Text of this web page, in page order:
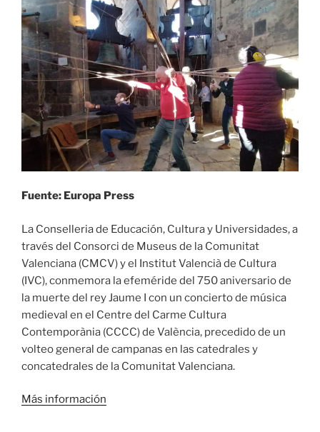
Fuente: Europa Press
La Conselleria de Educación, Cultura y Universidades, a
través del Consorci de Museus de la Comunitat
Valenciana (CMCV) y el Institut Valencià de Cultura
(IVC), conmemora la efeméride del 750 aniversario de
la muerte del rey Jaume I con un concierto de música
medieval en el Centre del Carme Cultura
Contemporània (CCCC) de València, precedido de un
volteo general de campanas en las catedrales y
concatedrales de la Comunitat Valenciana.
Más información